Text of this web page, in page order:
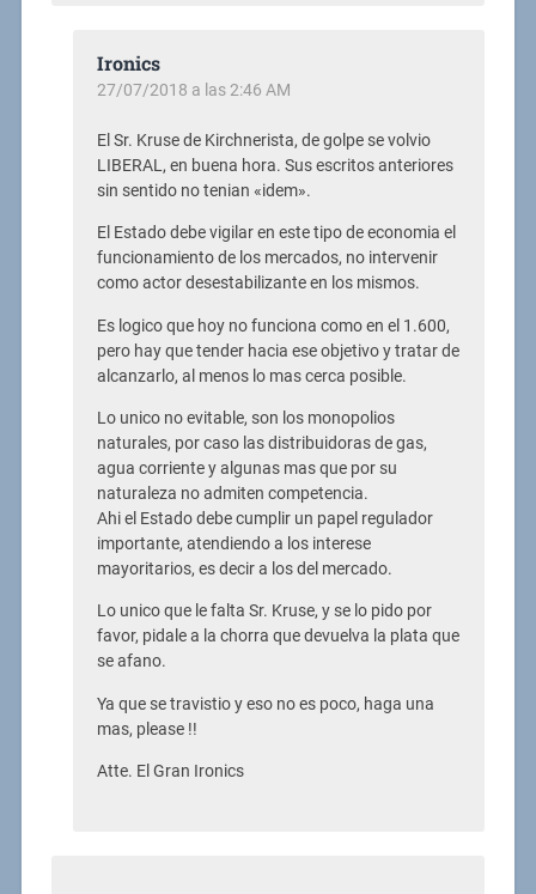
Ironics
27/07/2018 a las 2:46 AM
El Sr. Kruse de Kirchnerista, de golpe se volvio
LIBERAL, en buena hora. Sus escritos anteriores
sin sentido no tenian «idem».
El Estado debe vigilar en este tipo de economia el
funcionamiento de los mercados, no intervenir
como actor desestabilizante en los mismos.
Es logico que hoy no funciona como en el 1.600,
pero hay que tender hacia ese objetivo y tratar de
alcanzarlo, al menos lo mas cerca posible.
Lo unico no evitable, son los monopolios
naturales, por caso las distribuidoras de gas,
agua corriente y algunas mas que por su
naturaleza no admiten competencia.
Ahi el Estado debe cumplir un papel regulador
importante, atendiendo a los interese
mayoritarios, es decir a los del mercado.
Lo unico que le falta Sr. Kruse, y se lo pido por
favor, pidale a la chorra que devuelva la plata que
se afano.
Ya que se travistio y eso no es poco, haga una
mas, please !!
Atte. El Gran Ironics